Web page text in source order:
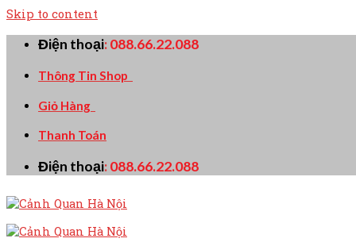
Skip to content
Điện thoại:088.66.22.088
Thông Tin Shop
Giỏ Hàng
Thanh Toán
Điện thoại:088.66.22.088